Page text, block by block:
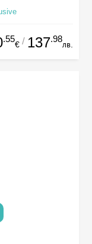
.55
€ / 137.98
лв.